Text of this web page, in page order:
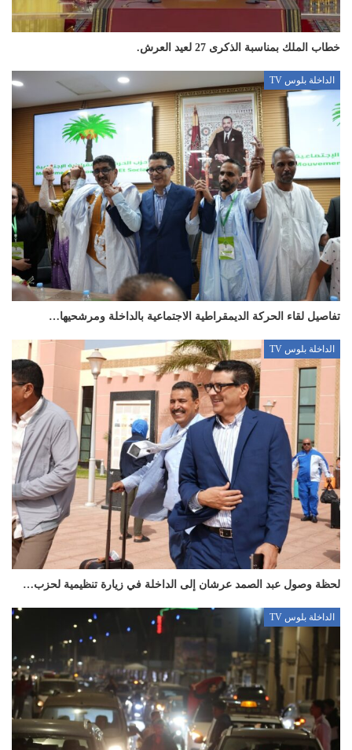
خطاب الملك بمناسبة الذكرى 27 لعيد العرش.
الداخلة بلوس TV
تفاصيل لقاء الحركة الديمقراطية الاجتماعية بالداخلة ومرشحيها…
الداخلة بلوس TV
لحظة وصول عبد الصمد عرشان إلى الداخلة في زيارة تنظيمية لحزب…
الداخلة بلوس TV